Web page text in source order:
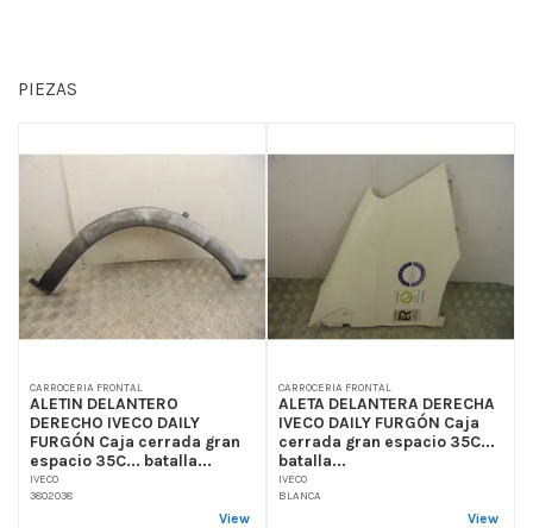
PIEZAS
CARROCERIA FRONTAL
ALETIN DELANTERO
DERECHO IVECO DAILY
FURGÓN Caja cerrada gran
espacio 35C... batalla...
IVECO
3802038
View
CARROCERIA FRONTAL
ALETA DELANTERA DERECHA
IVECO DAILY FURGÓN Caja
cerrada gran espacio 35C...
batalla...
IVECO
BLANCA
View